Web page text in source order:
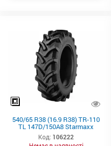
540/65 R38 (16.9 R38) TR-110
TL 147D/150A8 Starmaxx
Код: 106222